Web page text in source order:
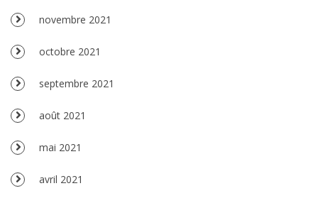
novembre 2021
octobre 2021
septembre 2021
août 2021
mai 2021
avril 2021